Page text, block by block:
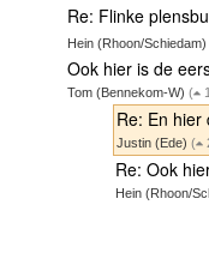
Re: Flinke
Hein (Rhoon/
Ook hier is de
Tom (Bennekom-W)(
Re: En
Justin (Ede) (
Re: Ook
Hein (Rhoon/